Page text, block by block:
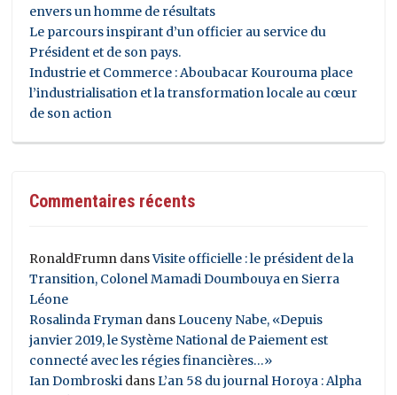
envers un homme de résultats
Le parcours inspirant d’un officier au service du
Président et de son pays.
Industrie et Commerce : Aboubacar Kourouma place
l’industrialisation et la transformation locale au cœur
de son action
Commentaires récents
RonaldFrumn dansVisite officielle : le président de la
Transition, Colonel Mamadi Doumbouya en Sierra
Léone
Rosalinda Fryman dansLouceny Nabe, «Depuis
janvier 2019, le Système National de Paiement est
connecté avec les régies financières…»
Ian Dombroski dansL’an 58 du journal Horoya : Alpha